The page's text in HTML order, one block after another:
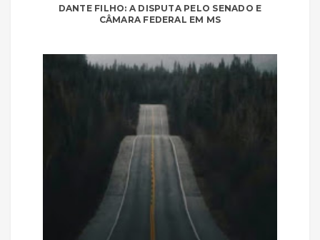
DANTE FILHO: A DISPUTA PELO SENADO E
CÂMARA FEDERAL EM MS